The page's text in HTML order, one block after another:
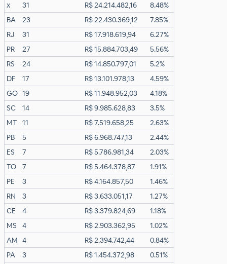
x
31 R$ 24.214.482,16
8.48%
BA
23 R$ 22.430.369,12
7.85%
RJ
31 R$ 17.918.619,94
6.27%
PR
27 R$ 15.884.703,49
5.56%
RS
24 R$ 14.850.797,01
5.2%
DF
17 R$ 13.101.978,13
4.59%
GO 19 R$ 11.948.952,03
4.18%
SC
14 R$ 9.985.628,83
3.5%
MT
11 R$ 7.519.658,25
2.63%
PB
5 R$ 6.968.747,13
2.44%
ES
7 R$ 5.786.981,34
2.03%
TO
7 R$ 5.464.378,87
1.91%
PE
3 R$ 4.164.857,50
1.46%
RN
3 R$ 3.633.051,17
1.27%
CE
4 R$ 3.379.824,69
1.18%
MS
4 R$ 2.903.362,95
1.02%
AM 4 R$ 2.394.742,44
0.84%
PA
3 R$ 1.454.372,98
0.51%